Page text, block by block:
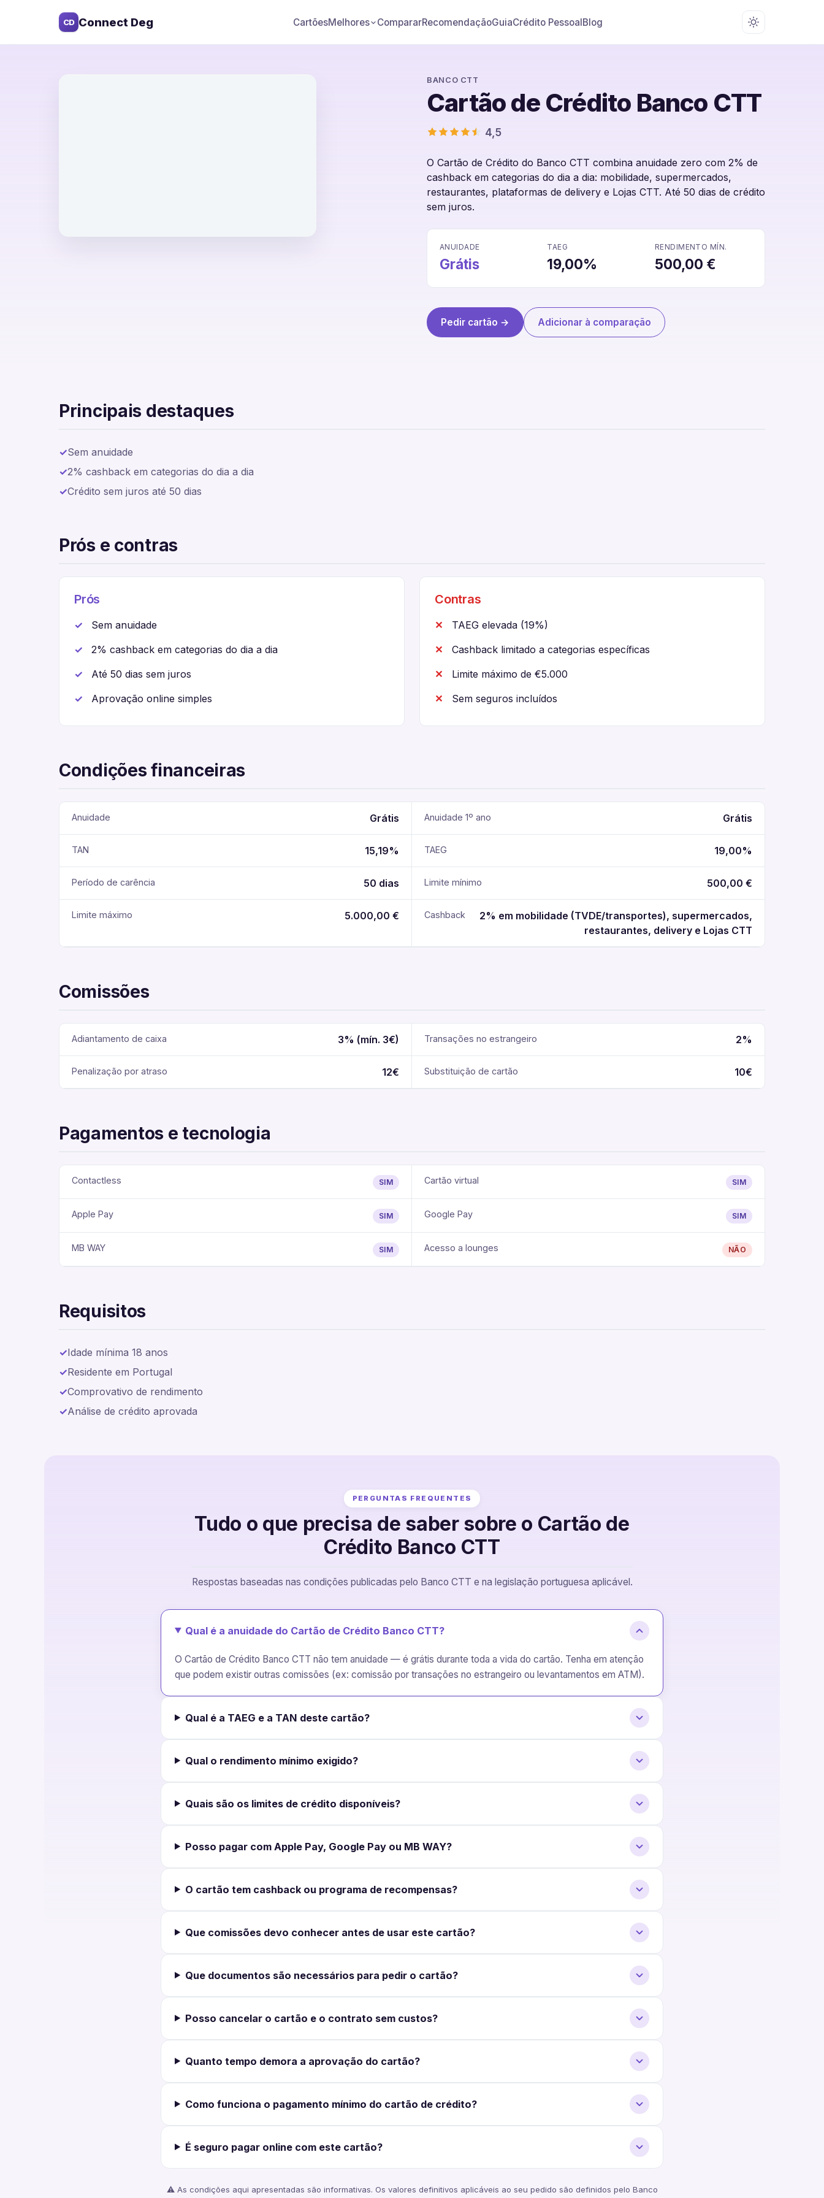
CD Connect Deg CartõesMelhores CompararRecomendaçãoGuiaCrédito PessoalBlog
BANCO CTT
Cartão de Crédito Banco CTT
4,5
O Cartão de Crédito do Banco CTT combina anuidade zero com 2% de
cashback em categorias do dia a dia: mobilidade, supermercados,
restaurantes, plataformas de delivery e Lojas CTT. Até 50 dias de crédito
sem juros.
ANUIDADE
Grátis
TAEG
19,00%
RENDIMENTO MÍN.
500,00 €
Pedir cartão → Adicionar à comparação
Principais destaques
Sem anuidade
2% cashback em categorias do dia a dia
Crédito sem juros até 50 dias
Prós e contras
Prós
Sem anuidade
2% cashback em categorias do dia a dia
Até 50 dias sem juros
Aprovação online simples
Contras
TAEG elevada (19%)
Cashback limitado a categorias específicas
Limite máximo de €5.000
Sem seguros incluídos
Condições financeiras
Anuidade Grátis Anuidade 1º ano Grátis
TAN 15,19% TAEG 19,00%
Período de carência 50 dias Limite mínimo 500,00 €
Limite máximo 5.000,00 € Cashback
2% em mobilidade (TVDE/transportes), supermercados,
restaurantes, delivery e Lojas CTT
Comissões
Adiantamento de caixa 3% (mín. 3€) Transações no estrangeiro 2%
Penalização por atraso 12€ Substituição de cartão 10€
Pagamentos e tecnologia
Contactless SIM Cartão virtual SIM
Apple Pay SIM Google Pay SIM
MB WAY SIM Acesso a lounges NÃO
Requisitos
Idade mínima 18 anos
Residente em Portugal
Comprovativo de rendimento
Análise de crédito aprovada
PERGUNTAS FREQUENTES
Tudo o que precisa de saber sobre o Cartão de
Crédito Banco CTT
Respostas baseadas nas condições publicadas pelo Banco CTT e na legislação portuguesa aplicável.
Qual é a anuidade do Cartão de Crédito Banco CTT?
O Cartão de Crédito Banco CTT não tem anuidade — é grátis durante toda a vida do cartão. Tenha em atenção
que podem existir outras comissões (ex: comissão por transações no estrangeiro ou levantamentos em ATM).
Qual é a TAEG e a TAN deste cartão?
Qual o rendimento mínimo exigido?
Quais são os limites de crédito disponíveis?
Posso pagar com Apple Pay, Google Pay ou MB WAY?
O cartão tem cashback ou programa de recompensas?
Que comissões devo conhecer antes de usar este cartão?
Que documentos são necessários para pedir o cartão?
Posso cancelar o cartão e o contrato sem custos?
Quanto tempo demora a aprovação do cartão?
Como funciona o pagamento mínimo do cartão de crédito?
É seguro pagar online com este cartão?
⚠️ As condições aqui apresentadas são informativas. Os valores definitivos aplicáveis ao seu pedido são definidos pelo Banco